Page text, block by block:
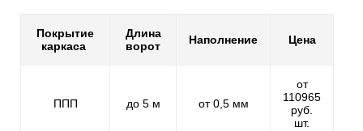
Покрытие
каркаса
Длина
ворот
Наполнение Цена
ППП до 5 м от 0,5 мм
от
110965
руб.
шт.